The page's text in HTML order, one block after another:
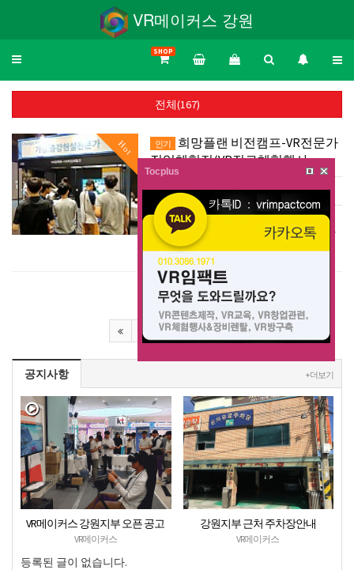
VR메이커스 강원
Toggle
SHOP
전체(167)
Hot 인기
희망플랜 비전캠프-VR전문가
직업체험전(VR진로체험행사…
댓글 0 | 조회 1,337
희망플랜 비전캠프-VR전문가 직업체험
전(VR진로체험행사 / VR렌탈대여임대 /
VR라이브 / VR영상촬영제작)
11 12
공지사항 + 더보기
VR메이커스 강원지부 오픈 공고
VR메이커스
강원지부 근처 주차장안내
VR메이커스
등록된 글이 없습니다.
Tocplus